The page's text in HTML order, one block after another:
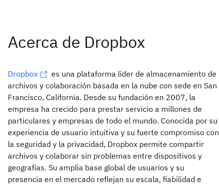
Dropbox
es una plataforma líder de almacenamiento de
archivos y colaboración basada en la nube con sede en San
Francisco, California. Desde su fundación en 2007, la
empresa ha crecido para prestar servicio a millones de
particulares y empresas de todo el mundo. Conocida por su
experiencia de usuario intuitiva y su fuerte compromiso con
la seguridad y la privacidad, Dropbox permite compartir
archivos y colaborar sin problemas entre dispositivos y
geografías. Su amplia base global de usuarios y su
presencia en el mercado reflejan su escala, fiabilidad e